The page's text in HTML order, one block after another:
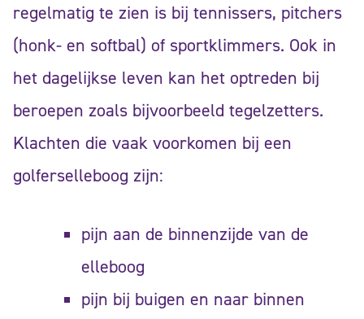
regelmatig te zien is bij tennissers, pitchers
(honk- en softbal) of sportklimmers. Ook in
het dagelijkse leven kan het optreden bij
beroepen zoals bijvoorbeeld tegelzetters.
Klachten die vaak voorkomen bij een
golferselleboog zijn:
pijn aan de binnenzijde van de
elleboog
pijn bij buigen en naar binnen